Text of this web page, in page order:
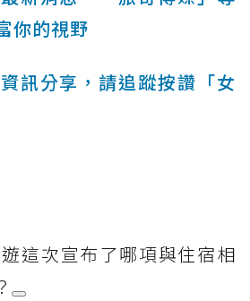
你的視野
訊分享，請追蹤按讚「女
這次宣布了哪項與住宿相